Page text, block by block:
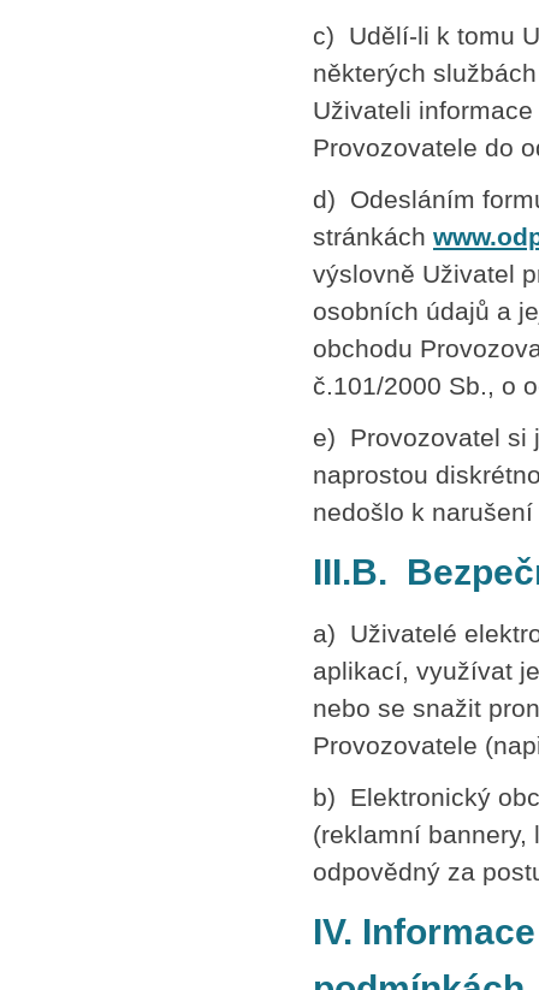
c) Udělí-li k tomu
některých
Uživateli
Provozovatele do
d) Odesláním
stránkách
výslovně Uživatel
osobních údajů a
obchodu
č.101/2000 Sb., o
e) Provozovatel si
naprostou
nedošlo k
III.B.
a) Uživatelé
aplikací, využívat
nebo se snažit
Provozovatele
b) Elektronický
(reklamní bannery,
odpovědný za
IV.